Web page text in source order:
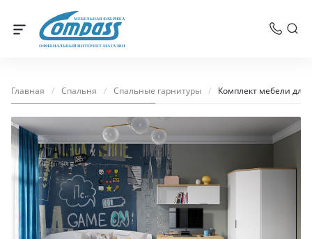
МЕБЕЛЬНАЯ ФАБРИКА
ОФИЦИАЛЬНЫЙ ИНТЕРНЕТ-МАГАЗИН
Главная / Спальня / Спальные гарнитуры / Комплект мебели для